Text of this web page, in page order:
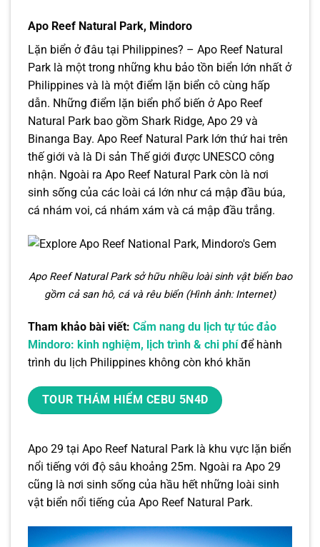
Apo Reef Natural Park, Mindoro
Lặn biển ở đâu tại Philippines? – Apo Reef Natural
Park là một trong những khu bảo tồn biển lớn nhất ở
Philippines và là một điểm lặn biển cô cùng hấp
dẫn. Những điểm lặn biển phổ biến ở Apo Reef
Natural Park bao gồm Shark Ridge, Apo 29 và
Binanga Bay. Apo Reef Natural Park lớn thứ hai trên
thế giới và là Di sản Thế giới được UNESCO công
nhận. Ngoài ra Apo Reef Natural Park còn là nơi
sinh sống của các loài cá lớn như cá mập đầu búa,
cá nhám voi, cá nhám xám và cá mập đầu trắng.
Apo Reef Natural Park sở hữu nhiều loài sinh vật biển bao
gồm cả san hô, cá và rêu biển (Hình ảnh: Internet)
Tham khảo bài viết: Cẩm nang du lịch tự túc đảo
Mindoro: kinh nghiệm, lịch trình & chi phí để hành
trình du lịch Philippines không còn khó khăn
TOUR THÁM HIỂM CEBU 5N4D
Apo 29 tại Apo Reef Natural Park là khu vực lặn biển
nổi tiếng với độ sâu khoảng 25m. Ngoài ra Apo 29
cũng là nơi sinh sống của hầu hết những loài sinh
vật biển nổi tiếng của Apo Reef Natural Park.